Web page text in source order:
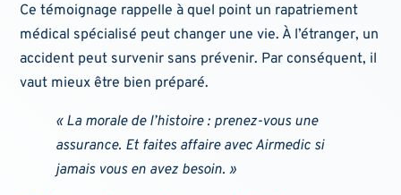
Ce témoignage rappelle à quel point un rapatriement
médical spécialisé peut changer une vie. À l’étranger, un
accident peut survenir sans prévenir. Par conséquent, il
vaut mieux être bien préparé.
« La morale de l’histoire : prenez-vous une
assurance. Et faites affaire avec Airmedic si
jamais vous en avez besoin. »